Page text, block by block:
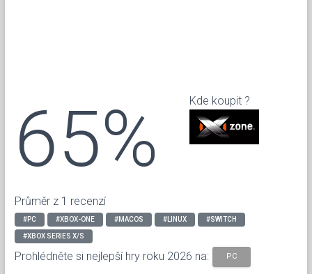
65%
Průměr z 1 recenzí
Kde koupit ?
#PC #XBOX-ONE #MACOS #LINUX #SWITCH
#XBOX SERIES X/S
Prohlédněte si nejlepší hry roku 2026 na: PC